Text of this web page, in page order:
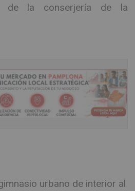
de la conserjería de la
urbano de interior al